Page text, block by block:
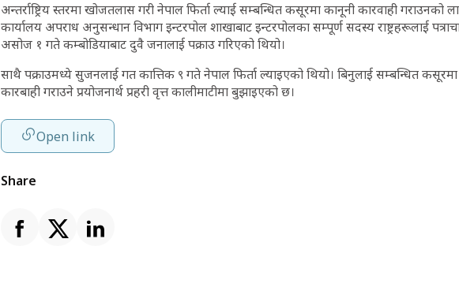
अन्तर्राष्ट्रिय स्तरमा खोजतलास गरी नेपाल फिर्ता ल्याई सम्बन्धित कसूरमा कानूनी कारवाही गराउनको
कार्यालय अपराध अनुसन्धान विभाग इन्टरपोल शाखाबाट इन्टरपोलका सम्पूर्ण सदस्य राष्ट्रहरूलाई
असोज १ गते कम्बोडियाबाट दुवै जनालाई पक्राउ गरिएको थियो।
साथै पक्राउमध्ये सुजनलाई गत कात्तिक ९ गते नेपाल फिर्ता ल्याइएको थियो। बिनुलाई सम्बन्धित
कारबाही गराउने प्रयोजनार्थ प्रहरी वृत्त कालीमाटीमा बुझाइएको छ।
Open link
Share